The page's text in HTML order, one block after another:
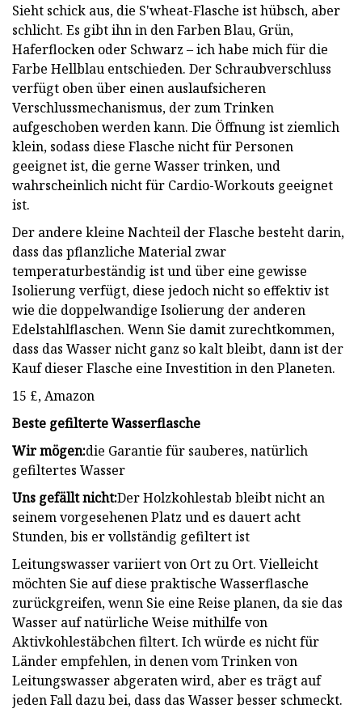
Sieht schick aus, die S'wheat-Flasche ist hübsch, aber
schlicht. Es gibt ihn in den Farben Blau, Grün,
Haferflocken oder Schwarz – ich habe mich für die
Farbe Hellblau entschieden. Der Schraubverschluss
verfügt oben über einen auslaufsicheren
Verschlussmechanismus, der zum Trinken
aufgeschoben werden kann. Die Öffnung ist ziemlich
klein, sodass diese Flasche nicht für Personen
geeignet ist, die gerne Wasser trinken, und
wahrscheinlich nicht für Cardio-Workouts geeignet
ist.
Der andere kleine Nachteil der Flasche besteht darin,
dass das pflanzliche Material zwar
temperaturbeständig ist und über eine gewisse
Isolierung verfügt, diese jedoch nicht so effektiv ist
wie die doppelwandige Isolierung der anderen
Edelstahlflaschen. Wenn Sie damit zurechtkommen,
dass das Wasser nicht ganz so kalt bleibt, dann ist der
Kauf dieser Flasche eine Investition in den Planeten.
15 £, Amazon
Beste gefilterte Wasserflasche
Wir mögen:die Garantie für sauberes, natürlich
gefiltertes Wasser
Uns gefällt nicht:Der Holzkohlestab bleibt nicht an
seinem vorgesehenen Platz und es dauert acht
Stunden, bis er vollständig gefiltert ist
Leitungswasser variiert von Ort zu Ort. Vielleicht
möchten Sie auf diese praktische Wasserflasche
zurückgreifen, wenn Sie eine Reise planen, da sie das
Wasser auf natürliche Weise mithilfe von
Aktivkohlestäbchen filtert. Ich würde es nicht für
Länder empfehlen, in denen vom Trinken von
Leitungswasser abgeraten wird, aber es trägt auf
jeden Fall dazu bei, dass das Wasser besser schmeckt.